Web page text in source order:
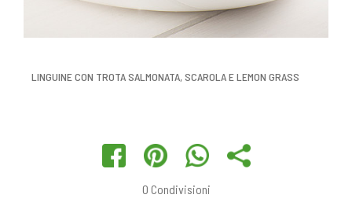
LINGUINE CON TROTA SALMONATA, SCAROLA E LEMON GRASS
0 Condivisioni